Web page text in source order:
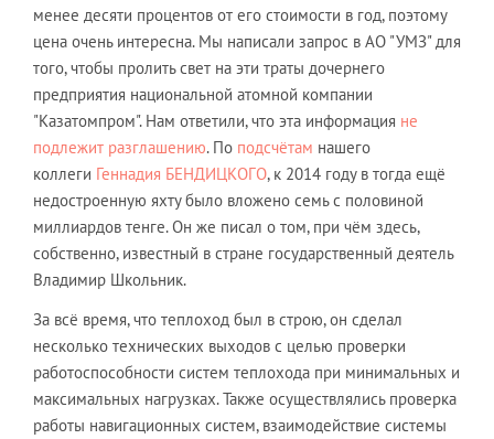
менее десяти процентов от его стоимости в год, поэтому
цена очень интересна. Мы написали запрос в АО "УМЗ" для
того, чтобы пролить свет на эти траты дочернего
предприятия национальной атомной компании
"Казатомпром". Нам ответили, что эта информация не
подлежит разглашению. По подсчётам нашего
коллеги Геннадия БЕНДИЦКОГО, к 2014 году в тогда ещё
недостроенную яхту было вложено семь с половиной
миллиардов тенге. Он же писал о том, при чём здесь,
собственно, известный в стране государственный деятель
Владимир Школьник.
За всё время, что теплоход был в строю, он сделал
несколько технических выходов с целью проверки
работоспособности систем теплохода при минимальных и
максимальных нагрузках. Также осуществлялись проверка
работы навигационных систем, взаимодействие системы